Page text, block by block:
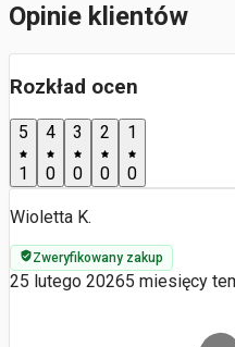
Opinie klientów
Rozkład ocen
5
1
4
0
3
0
2
0
1
0
Wioletta K.
Zweryfikowany zakup
25 lutego 20265 miesięcy